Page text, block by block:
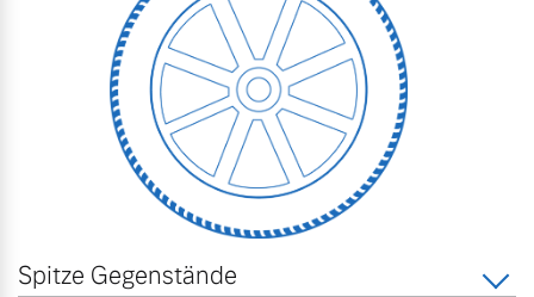
Spitze Gegenstände